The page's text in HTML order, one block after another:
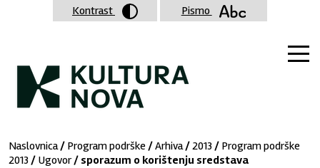
Naslovnica/ Program podrške /Arhiva/2013/ Program podrške
2013/ Ugovor/ sporazum o korištenju sredstava
Kontrast Pismo